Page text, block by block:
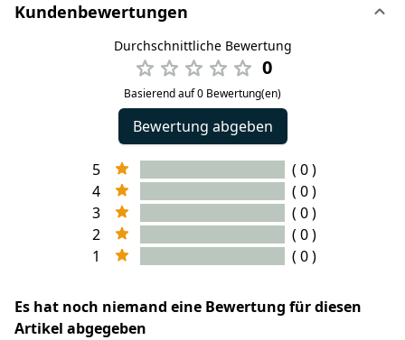
Kundenbewertungen
Durchschnittliche Bewertung
0
Basierend auf 0 Bewertung(en)
Bewertung abgeben
5
( 0 )
4
( 0 )
3
( 0 )
2
( 0 )
1
( 0 )
Es hat noch niemand eine Bewertung für diesen
Artikel abgegeben